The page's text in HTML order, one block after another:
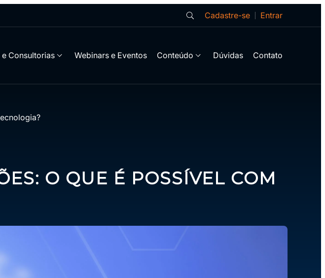
Cadastre-se Entrar
e Consultorias Webinars e Eventos Conteúdo Dúvidas Contato
O QUE É POSSÍVEL COM